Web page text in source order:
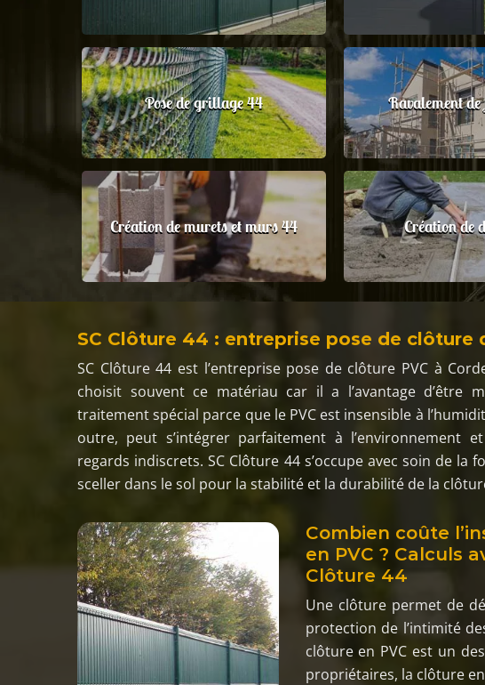
Pose de grillage 44 Ravalement de
Création de murets et murs 44 Création de
SC Clôture 44 : entreprise pose de clôture
SC Clôture 44 est l’entreprise pose de clôture PVC à
choisit souvent ce matériau car il a l’avantage d’être
traitement spécial parce que le PVC est insensible à
outre, peut s’intégrer parfaitement à l’environnement
regards indiscrets. SC Clôture 44 s’occupe avec soin de la
sceller dans le sol pour la stabilité et la durabilité de la
Combien coûte
en PVC ? Calculs
Clôture 44
Une clôture permet de
protection de l’intimité
clôture en PVC est un
propriétaires, la clôture